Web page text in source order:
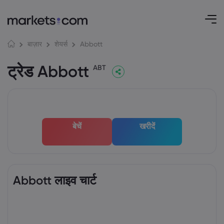
बाज़ार शेयर्स Abbott
ट्रेड Abbott ABT
बेचें खरीदें
Abbott लाइव चार्ट